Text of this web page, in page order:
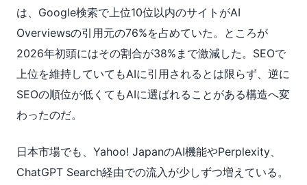
は、Google検索で上位10位以内のサイトがAI
Overviewsの引用元の76%を占めていた。ところが
2026年初頭にはその割合が38%まで激減した。SEOで
上位を維持していてもAIに引用されるとは限らず、逆に
SEOの順位が低くてもAIに選ばれることがある構造へ変
わったのだ。
日本市場でも、Yahoo! JapanのAI機能やPerplexity、
ChatGPT Search経由での流入が少しずつ増えている。